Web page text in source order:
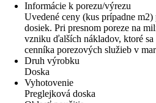
Informácie k porezu/výrezu
Uvedené ceny (kus prípadne
dosiek. Pri presnom poreze na
vzniku ďalších nákladov, ktoré
cenníka porezových služieb v
Druh výrobku
Doska
Vyhotovenie
Preglejková doska